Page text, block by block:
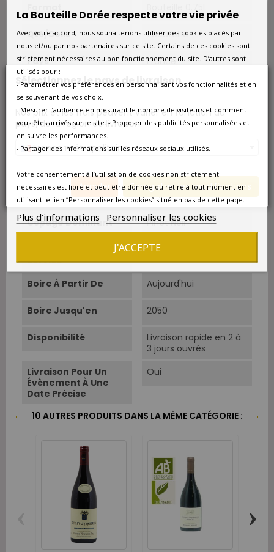
Sélectionnez le pays de livraison
Nos prix et les frais peuvent varier en fonction du
pays/de la région de livraison.
France métropolitaine
Annuler Enregistrer les modifications
Bouteille 0.75L
Qté/Colis 1 bouteille
Pays France
Région Bourgogne
Appellation Gevrey-Chambertin
Couleur
Rouge
Classement Grand Cru
Cépage Dominant Pinot Noir
Service
15°C-17°C.
Boire À Partir De Aujourd'hui
Boire Jusqu'en 2050
Disponibilité
Livraison rapide en 2 à
3 jours ouvrés
Livraison Pour Un
Évènement À Une
Date Précise
Oui
10 AUTRES PRODUITS DANS LA MÊME CATÉGORIE :
›
La Bouteille Dorée respecte votre vie privée
Avec votre accord, nous souhaiterions utiliser des cookies placés par
nous et/ou par nos partenaires sur ce site. Certains de ces cookies sont
strictement nécessaires au bon fonctionnement du site. D’autres sont
utilisés pour :
- Paramétrer vos préférences en personnalisant vos fonctionnalités et en
se souvenant de vos choix.
- Mesurer l’audience en mesurant le nombre de visiteurs et comment
vous êtes arrivés sur le site. - Proposer des publicités personnalisées et
en suivre les performances.
- Partager des informations sur les réseaux sociaux utilisés.
Votre consentement à l’utilisation de cookies non strictement
nécessaires est libre et peut être donnée ou retiré à tout moment en
utilisant le lien “Personnaliser les cookies” situé en bas de cette page.
Plus d'informations Personnaliser les cookies
J'ACCEPTE